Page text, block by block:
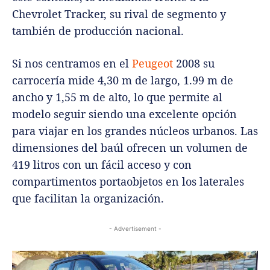
Chevrolet Tracker, su rival de segmento y
también de producción nacional.
Si nos centramos en el Peugeot 2008 su
carrocería mide 4,30 m de largo, 1.99 m de
ancho y 1,55 m de alto, lo que permite al
modelo seguir siendo una excelente opción
para viajar en los grandes núcleos urbanos. Las
dimensiones del baúl ofrecen un volumen de
419 litros con un fácil acceso y con
compartimentos portaobjetos en los laterales
que facilitan la organización.
- Advertisement -